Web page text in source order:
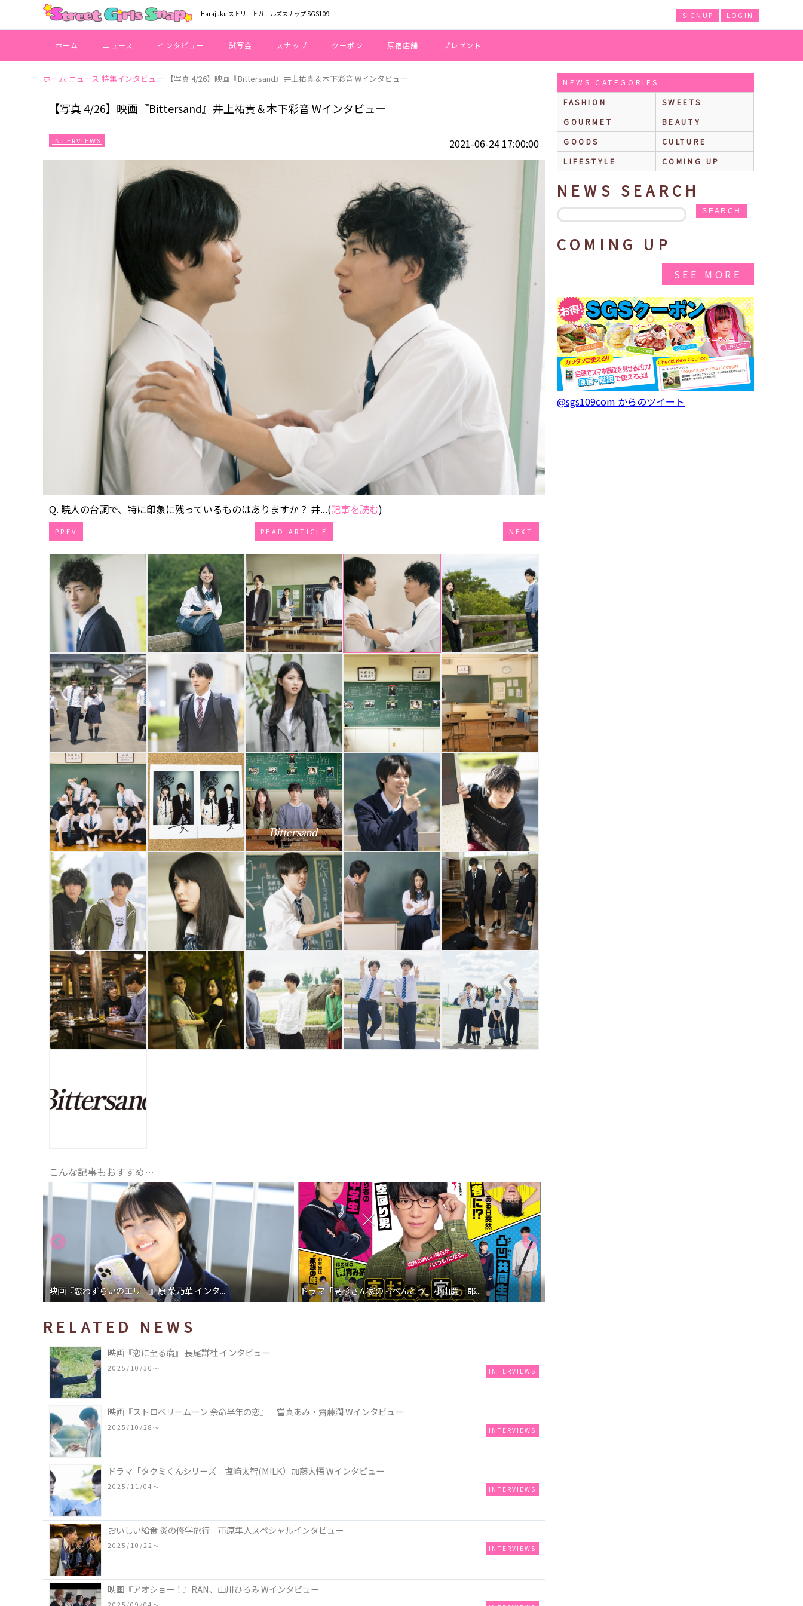
Harajuku ストリートガールズスナップ SGS109 LOGIN
SIGNUP
ホーム ニュース インタビュー 試写会 スナップ クーポン 原宿店舗 プレゼント
ホーム ニュース 特集インタビュー 【写真 4/26】映画『Bittersand』井上祐貴＆木下彩音 Wインタビュー
【写真 4/26】映画『Bittersand』井上祐貴＆木下彩音 Wインタビュー
INTERVIEWS 2021-06-24 17:00:00
Q. 暁人の台詞で、特に印象に残っているものはありますか？ 井...(記事を読む)
PREV READ ARTICLE NEXT
こんな記事もおすすめ…
映画『恋わずらいのエリー』原 菜乃華 インタ... ドラマ「高杉さん家のおべんとう」小山慶一郎...
RELATED NEWS
映画『恋に至る病』 長尾謙杜 インタビュー
2025/10/30〜 INTERVIEWS
映画『ストロベリームーン 余命半年の恋』 當真あみ・齋藤潤 Wインタビュー
2025/10/28〜 INTERVIEWS
ドラマ「タクミくんシリーズ」塩﨑太智(M!LK）加藤大悟 Wインタビュー
2025/11/04〜 INTERVIEWS
おいしい給食 炎の修学旅行 市原隼人スペシャルインタビュー
2025/10/22〜 INTERVIEWS
映画『アオショー！』RAN、山川ひろみ Wインタビュー
NEWS CATEGORIES
FASHION
SWEETS
GOURMET
BEAUTY
GOODS
CULTURE
LIFESTYLE
COMING UP
NEWS SEARCH
SEARCH
COMING UP
SEE MORE
@sgs109com からのツイート